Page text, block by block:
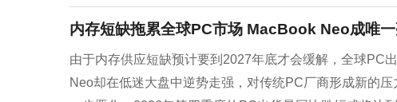
内存短缺拖累全球PC市场 MacBook Neo成唯
由于内存供应短缺预计要到2027年底才会缓解，全球PC
Neo却在低迷大盘中逆势走强，对传统PC厂商形成新的